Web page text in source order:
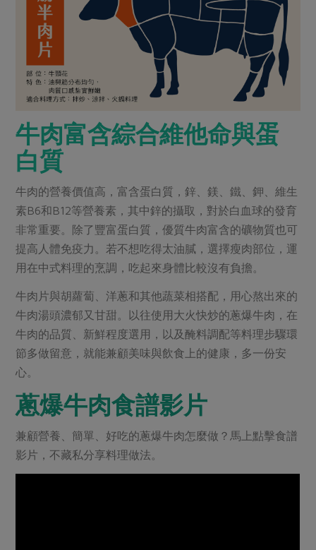
最新產品
優惠專區
素食專區
樂齡友善
養身食補
節慶大餐
高麗菜海鮮煎餅
典藏閱覽室
媒體報導
下載專區
地區活動
活動報下載
牛肉富含綜合維他命與蛋
白質
牛肉的營養價值高，富含蛋白質，鋅、鎂、鐵、鉀、維生
素B6和B12等營養素，其中鋅的攝取，對於白血球的發育
非常重要。除了豐富蛋白質，優質牛肉富含的礦物質也可
提高人體免疫力。若不想吃得太油膩，選擇瘦肉部位，運
用在中式料理的烹調，吃起來身體比較沒有負擔。
牛肉片與胡蘿蔔、洋蔥和其他蔬菜相搭配，用心熬出來的
牛肉湯頭濃郁又甘甜。以往使用大火快炒的蔥爆牛肉，在
牛肉的品質、新鮮程度選用，以及醃料調配等料理步驟環
節多做留意，就能兼顧美味與飲食上的健康，多一份安
心。
蔥爆牛肉食譜影片
兼顧營養、簡單、好吃的蔥爆牛肉怎麼做？馬上點擊食譜
影片，不藏私分享料理做法。